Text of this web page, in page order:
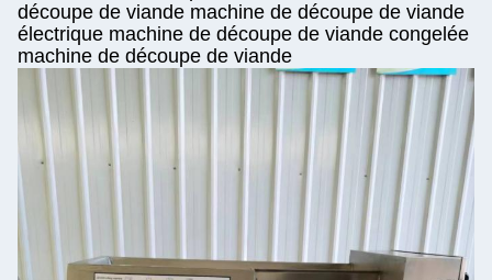
découpe de viande machine de découpe de viande
électrique machine de découpe de viande congelée
machine de découpe de viande